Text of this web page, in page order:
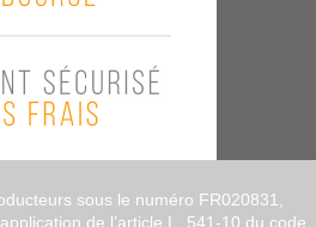
sous le numéro FR020831,
de l’article L. 541-10 du code